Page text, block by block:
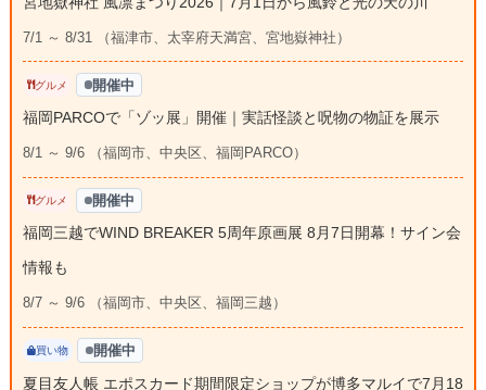
7/1 ～ 8/31 （福津市、太宰府天満宮、宮地嶽神社）
グルメ 開催中
福岡PARCOで「ゾッ展」開催｜実話怪談と呪物の物証を展示
8/1 ～ 9/6 （福岡市、中央区、福岡PARCO）
グルメ 開催中
福岡三越でWIND BREAKER 5周年原画展 8月7日開幕！サイン会
情報も
8/7 ～ 9/6 （福岡市、中央区、福岡三越）
買い物 開催中
夏目友人帳 エポスカード期間限定ショップが博多マルイで7月18